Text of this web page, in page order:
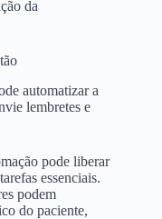
da
automatizar a
lembretes e
pode liberar
essenciais.
podem
do paciente,